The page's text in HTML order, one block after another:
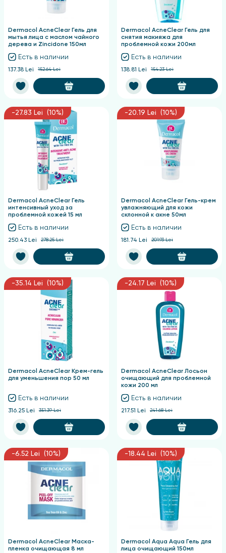
Dermacol AcneClear Гель для
мытья лица с маслом чайного
дерева и Zincidone 150мл
Есть в наличии
137.38 Lei 152.64 Lei
Dermacol AcneClear Гель для
снятия макияжа для
проблемной кожи 200мл
Есть в наличии
138.81 Lei 154.23 Lei
-27.83 Lei (10%)
Dermacol AcneClear Гель
интенсивный уход за
проблемной кожей 15 мл
Есть в наличии
250.43 Lei 278.25 Lei
-20.19 Lei (10%)
Dermacol AcneClear Гель-крем
увлажняющий для кожи
склонной к акне 50мл
Есть в наличии
181.74 Lei 201.93 Lei
-35.14 Lei (10%)
Dermacol AcneClear Крем-гель
для уменьшения пор 50 мл
Есть в наличии
316.25 Lei 351.39 Lei
-24.17 Lei (10%)
Dermacol AcneClear Лосьон
очищающий для проблемной
кожи 200 мл
Есть в наличии
217.51 Lei 241.68 Lei
-6.52 Lei (10%)
Dermacol AcneClear Маска-
пленка очищающая 8 мл
-18.44 Lei (10%)
Dermacol Aqua Aqua Гель для
лица очищающий 150мл